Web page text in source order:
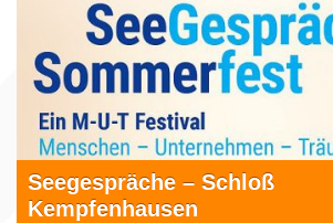
Seegespräche – Schloß
Kempfenhausen